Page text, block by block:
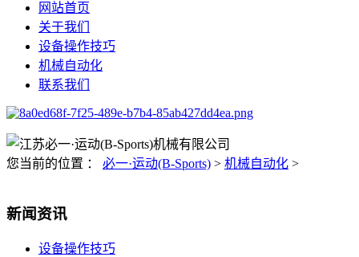
网站首页
关于我们
设备操作技巧
机械自动化
联系我们
您当前的位置 ： 必一·运动(B-Sports) > 机械自动化 >
新闻资讯
设备操作技巧